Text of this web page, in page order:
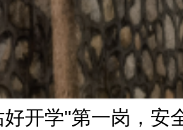
开学"第一岗，安